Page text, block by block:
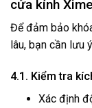
cửa kính
Để đảm bảo
lâu, bạn cần lưu
4.1. Kiểm tra
Xác định